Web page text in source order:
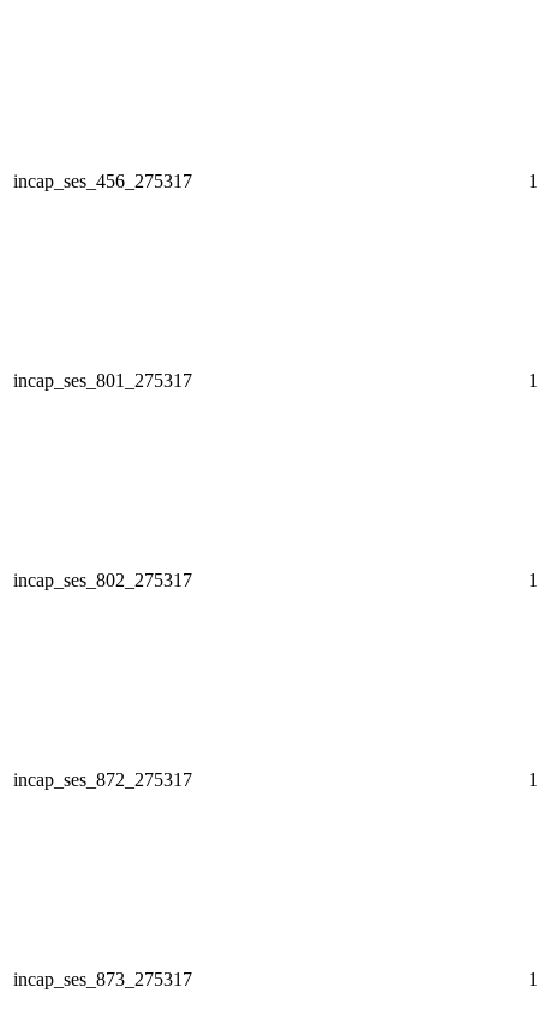
incap_ses_456_275317
incap_ses_801_275317
incap_ses_802_275317
incap_ses_872_275317
incap_ses_873_275317